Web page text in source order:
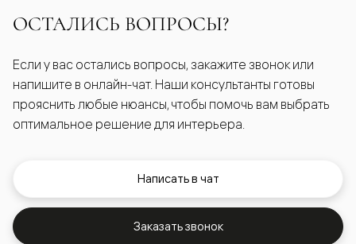
ОСТАЛИСЬ ВОПРОСЫ?
Если у вас остались вопросы, закажите звонок или
напишите в онлайн-чат. Наши консультанты готовы
прояснить любые нюансы, чтобы помочь вам выбрать
оптимальное решение для интерьера.
Написать в чат
Заказать звонок